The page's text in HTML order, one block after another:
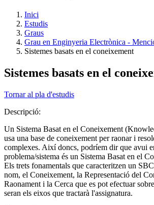
Inici
Estudis
Graus
Grau en Enginyeria Electrònica -
Sistemes basats en el coneixement
Sistemes basats en el
Tornar al pla d'estudis
Descripció:
Un Sistema Basat en el Coneixement
usa una base de coneixement per raonar i
complexes. Així doncs, podríem dir que avui
problema/sistema és un Sistema Basat en el
Els trets fonamentals que caracteritzen un
nom, el Coneixement, la Representació del
Raonament i la Cerca que es pot efectuar
seran els eixos que tractarà l'assignatura.